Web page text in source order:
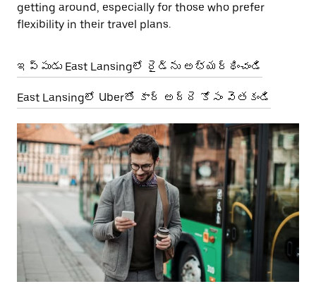
getting around, especially for those who prefer
flexibility in their travel plans.
ఇప్పుడు East Lansingలో రైడ్‌ను అభ్యర్థించండి
East Lansingలో Uberతో కార్ అద్దె కోసం వెతకండి